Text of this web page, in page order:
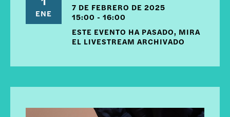
ENE
7 DE FEBRERO DE 2025
15:00 - 16:00
ESTE EVENTO HA PASADO, MIRA
EL LIVESTREAM ARCHIVADO